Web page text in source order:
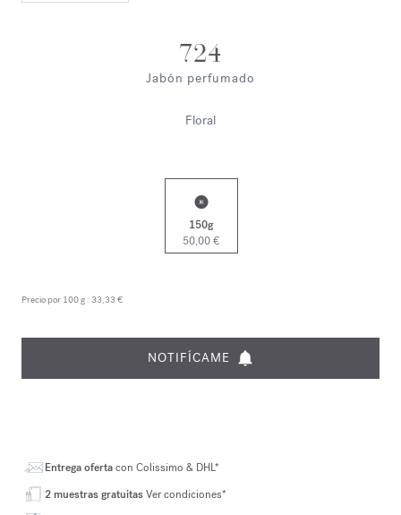
724
Jabón perfumado
Floral
150g
50,00 €
Precio por 100 g : 33,33 €
NOTIFÍCAME
Entrega ofertacon Colissimo & DHL*
2 muestras gratuitasVer condiciones*